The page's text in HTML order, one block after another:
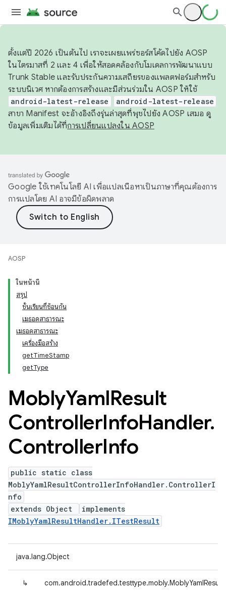
ตั้งแต่ปี 2026 เป็นต้นไป เราจะเผยแพร่ซอร์สโค้ดไปยัง AOSP
ในไตรมาสที่ 2 และ 4 เพื่อให้สอดคล้องกับโมเดลการพัฒนาแบบ
Trunk Stable และรับประกันความเสถียรของแพลตฟอร์มสำหรับ
ระบบนิเวศ หากต้องการสร้างและมีส่วนร่วมใน AOSP ให้ใช้
android-latest-release android-latest-release
สาขา Manifest จะอ้างอิงถึงรุ่นล่าสุดที่พุชไปยัง AOSP เสมอ ดู
ข้อมูลเพิ่มเติมได้ที่การเปลี่ยนแปลงใน AOSP
Google ใช้เทคโนโลยี AI เพื่อแปลเนื้อหาเป็นภาษาที่คุณต้องการ
การแปลโดย AI อาจมีข้อผิดพลาด
AOSP
ในหน้านี้
สรุป
ชั้นเรียนที่ซ้อนกัน
เมธอดสาธารณะ
เมธอดสาธารณะ
เครื่องมือสร้าง
getTimeStamp
getType
MoblyYamlResult
ControllerInfoHandler.
ControllerInfo
public static class
MoblyYamlResultControllerInfoHandler.ControllerI
nfo
extends Object
implements
IMoblyYamlResultHandler.ITestResult
java.lang.Object
↳